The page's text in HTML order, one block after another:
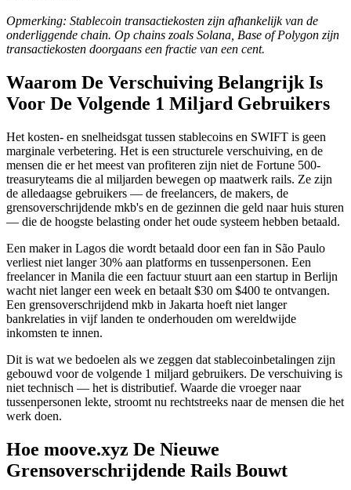
Opmerking: Stablecoin transactiekosten zijn afhankelijk van de
onderliggende chain. Op chains zoals Solana, Base of Polygon zijn
transactiekosten doorgaans een fractie van een cent.
Waarom De Verschuiving Belangrijk Is
Voor De Volgende 1 Miljard Gebruikers
Het kosten- en snelheidsgat tussen stablecoins en SWIFT is geen
marginale verbetering. Het is een structurele verschuiving, en de
mensen die er het meest van profiteren zijn niet de Fortune 500-
treasuryteams die al miljarden bewegen op maatwerk rails. Ze zijn
de alledaagse gebruikers — de freelancers, de makers, de
grensoverschrijdende mkb's en de gezinnen die geld naar huis sturen
— die de hoogste belasting onder het oude systeem hebben betaald.
Een maker in Lagos die wordt betaald door een fan in São Paulo
verliest niet langer 30% aan platforms en tussenpersonen. Een
freelancer in Manila die een factuur stuurt aan een startup in Berlijn
wacht niet langer een week en betaalt $30 om $400 te ontvangen.
Een grensoverschrijdend mkb in Jakarta hoeft niet langer
bankrelaties in vijf landen te onderhouden om wereldwijde
inkomsten te innen.
Dit is wat we bedoelen als we zeggen dat stablecoinbetalingen zijn
gebouwd voor de volgende 1 miljard gebruikers. De verschuiving is
niet technisch — het is distributief. Waarde die vroeger naar
tussenpersonen lekte, stroomt nu rechtstreeks naar de mensen die het
werk doen.
Hoe moove.xyz De Nieuwe
Grensoverschrijdende Rails Bouwt